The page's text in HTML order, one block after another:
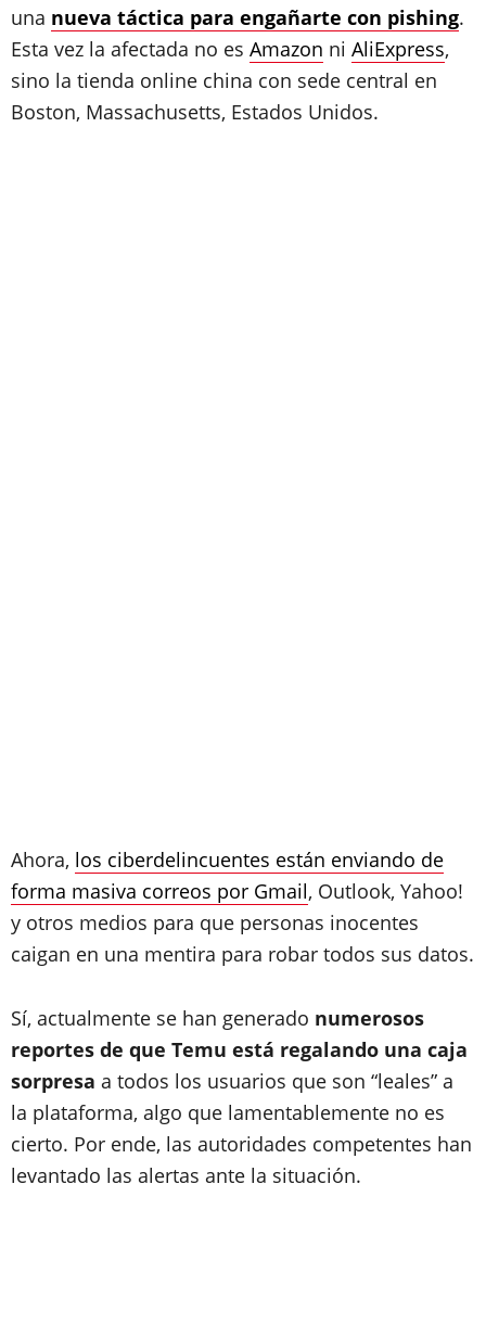
una nueva táctica para engañarte con pishing.
Esta vez la afectada no es Amazon ni AliExpress,
sino la tienda online china con sede central en
Boston, Massachusetts, Estados Unidos.
Ahora, los ciberdelincuentes están enviando de
forma masiva correos por Gmail, Outlook, Yahoo!
y otros medios para que personas inocentes
caigan en una mentira para robar todos sus datos.
Sí, actualmente se han generado numerosos
reportes de que Temu está regalando una caja
sorpresa a todos los usuarios que son “leales” a
la plataforma, algo que lamentablemente no es
cierto. Por ende, las autoridades competentes han
levantado las alertas ante la situación.